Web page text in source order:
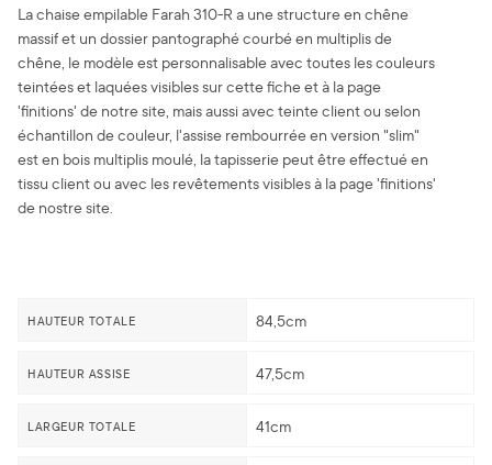
La chaise empilable Farah 310-R a une structure en chêne
massif et un dossier pantographé courbé en multiplis de
chêne, le modèle est personnalisable avec toutes les couleurs
teintées et laquées visibles sur cette fiche et à la page
'finitions' de notre site, mais aussi avec teinte client ou selon
échantillon de couleur, l'assise rembourrée en version "slim"
est en bois multiplis moulé, la tapisserie peut être effectué en
tissu client ou avec les revêtements visibles à la page 'finitions'
de nostre site.
HAUTEUR TOTALE 84,5cm
HAUTEUR ASSISE 47,5cm
LARGEUR TOTALE 41cm